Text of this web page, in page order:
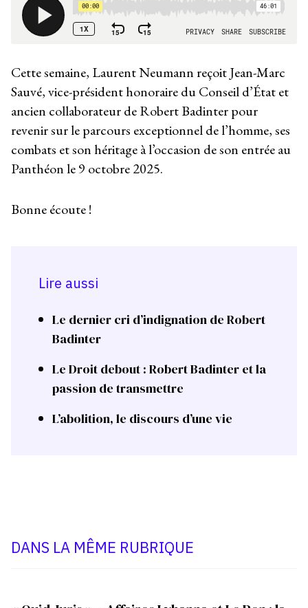
Cette semaine, Laurent Neumann reçoit Jean-Marc
Sauvé, vice-président honoraire du Conseil d’État et
ancien collaborateur de Robert Badinter pour
revenir sur le parcours exceptionnel de l’homme, ses
combats et son héritage à l’occasion de son entrée au
Panthéon le 9 octobre 2025.
Bonne écoute !
Lire aussi
Le dernier cri d’indignation de Robert
Badinter
Le Droit debout : Robert Badinter et la
passion de transmettre
L’abolition, le discours d’une vie
DANS LA MÊME RUBRIQUE